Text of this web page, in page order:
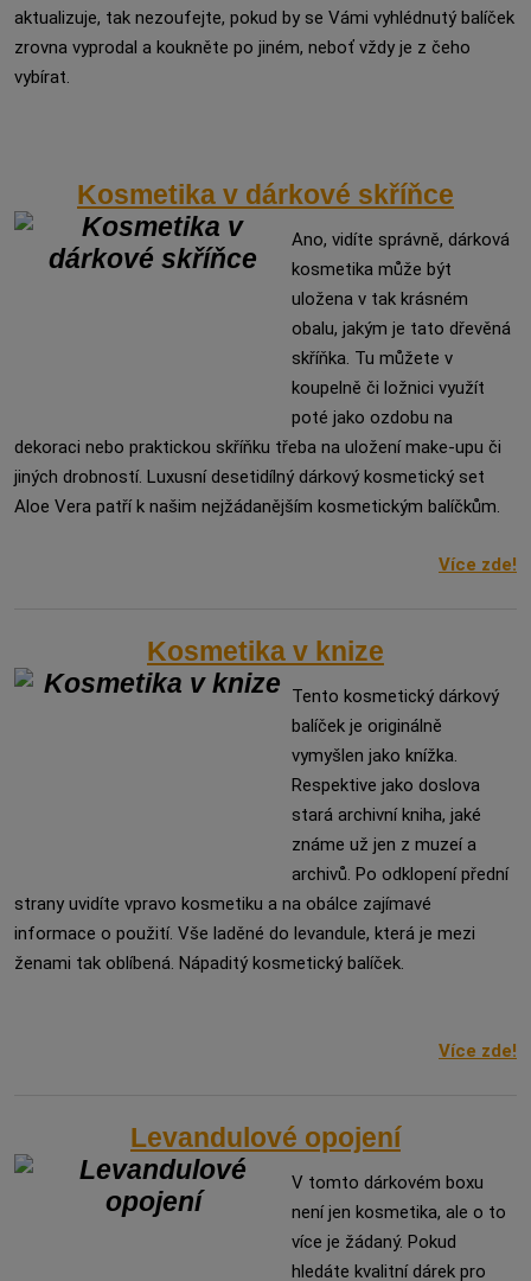
aktualizuje, tak nezoufejte, pokud by se Vámi vyhlédnutý balíček
zrovna vyprodal a koukněte po jiném, neboť vždy je z čeho
vybírat.
Kosmetika v dárkové skříňce
Ano, vidíte správně, dárková
kosmetika může být
uložena v tak krásném
obalu, jakým je tato dřevěná
skříňka. Tu můžete v
koupelně či ložnici využít
poté jako ozdobu na
dekoraci nebo praktickou skříňku třeba na uložení make-upu či
jiných drobností. Luxusní desetidílný dárkový kosmetický set
Aloe Vera patří k našim nejžádanějším kosmetickým balíčkům.
Více zde!
Kosmetika v knize
Tento kosmetický dárkový
balíček je originálně
vymyšlen jako knížka.
Respektive jako doslova
stará archivní kniha, jaké
známe už jen z muzeí a
archivů. Po odklopení přední
strany uvidíte vpravo kosmetiku a na obálce zajímavé
informace o použití. Vše laděné do levandule, která je mezi
ženami tak oblíbená. Nápaditý kosmetický balíček.
Více zde!
Levandulové opojení
V tomto dárkovém boxu
není jen kosmetika, ale o to
více je žádaný. Pokud
hledáte kvalitní dárek pro